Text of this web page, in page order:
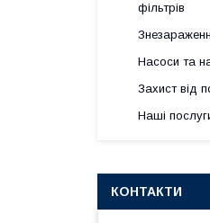
фільтрів
Насоси та
Захист від
Наші
КОНТАКТИ